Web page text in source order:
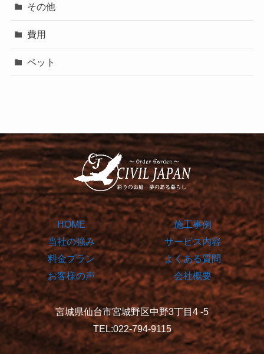
その他
費用
ペット
HOME
施工事例
当社の強み
サービス内容
料金プラン
よくある質問
お客様の声
会社概要
宮城県仙台市宮城野区中野3丁目4 -5
TEL:022-794-9115